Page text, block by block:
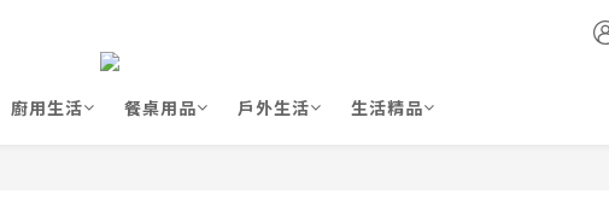
廚用生活 餐桌用品 戶外生活 生活精品